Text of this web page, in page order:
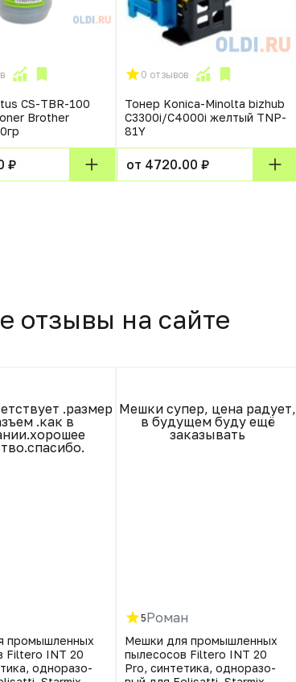
CS-TBR-100
Brother
₽
0 отзывов
Тонер Konica-Minolta bizhub
C3300i/C4000i желтый TNP-
81Y
от 4720.00 ₽
отзывы на сайте
.размер
.как в
промышленных
Filtero INT 20
однора­зо­
Мешки супер, цена радует,
в будущем буду ещё
заказывать
5Роман
Мешки для промышленных
пылесосов Filtero INT 20
Pro, синтетика, однора­зо­